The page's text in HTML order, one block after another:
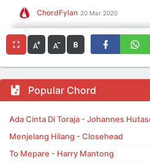
ChordFylan 20 Mar 2020
Popular Chord
Ada Cinta Di Toraja - Johannes
Menjelang Hilang - Closehead
To Mepare - Harry Mantong